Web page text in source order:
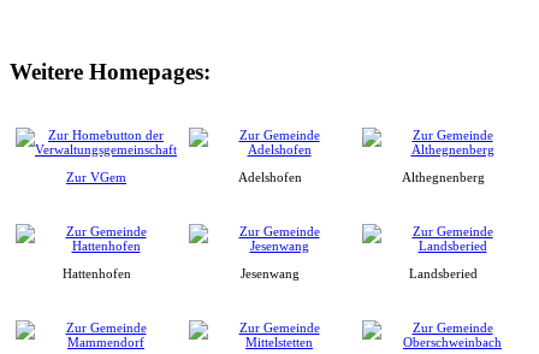
Weitere Homepages:
Zur VGem Adelshofen Althegnenberg
Hattenhofen Jesenwang Landsberied